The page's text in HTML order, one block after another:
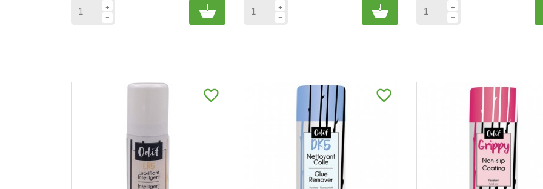
Add to cart Add to cart
favorite_border favorite_border